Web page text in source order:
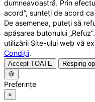
dumneavoastră. Prin
acord”, sunteți de acord
De asemenea, puteți să
apăsarea butonului
utilizării Site-ului web vă
Condiții.
Accept TOATE Resping
🍪
Preferințe
×